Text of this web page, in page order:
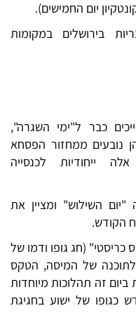
יום החמישים).
בירושלים במקומות
כבר ל"ימי השגרה",
נובעים ממחזור הפסחא
ייחודיות לכנסייה
השילוש" ומציין את
הקודש.
כריסטי" (חג גופו ודמו של
של המיסה, הטקס
ביום זה תהלוכות מיוחדות
כגופו של ישוע בחגיגת